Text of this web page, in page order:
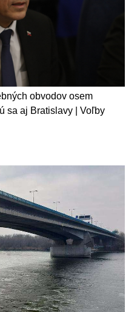
obvodov osem
sa aj Bratislavy | Voľby